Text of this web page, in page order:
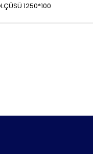
1250*100